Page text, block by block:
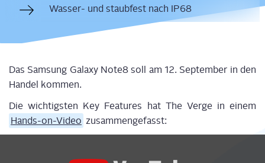
Was­ser- und staub­fest nach IP68
Das Sam­sung Gala­xy Note8 soll am 12. Sep­tem­ber in den
Han­del kommen.
Die wich­tigs­ten Key Fea­tures hat The Ver­ge in einem
Hands-on-Video zusammengefasst: